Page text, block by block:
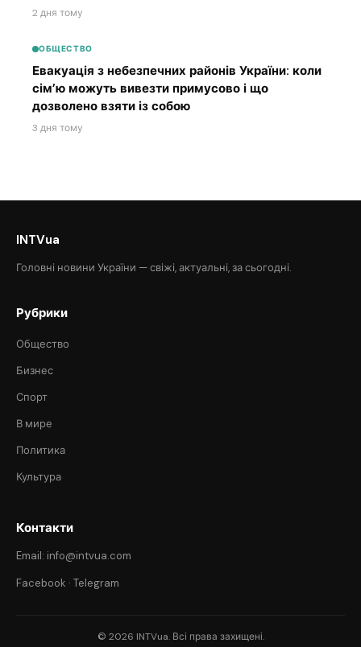
2 дня тому
ОБЩЕСТВО
Евакуація з небезпечних районів України: коли
сім’ю можуть вивезти примусово і що
дозволено взяти із собою
3 дня тому
INTVua
Головні новини України — свіжі, актуальні, за сьогодні.
Рубрики
Общество
Бизнес
Спорт
В мире
Политика
Культура
Контакти
Email: info@intvua.com
Facebook · Telegram
© 2026 INTVua. Всі права захищені.